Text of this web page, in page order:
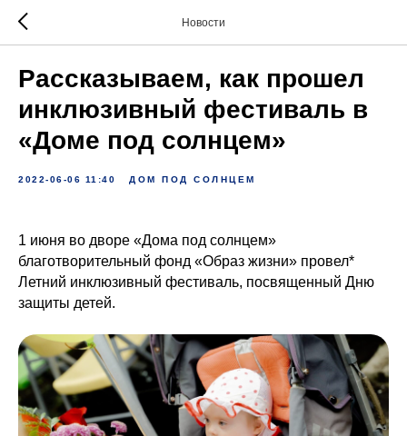
Новости
Рассказываем, как прошел
инклюзивный фестиваль в
«Доме под солнцем»
2022-06-06 11:40 ДОМ ПОД СОЛНЦЕМ
1 июня во дворе «Дома под солнцем»
благотворительный фонд «Образ жизни» провел*
Летний инклюзивный фестиваль, посвященный Дню
защиты детей.